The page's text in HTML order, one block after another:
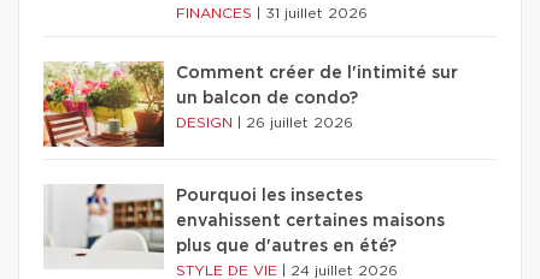
FINANCES 31 juillet 2026
Comment créer de l'intimité sur
un balcon de condo?
DESIGN 26 juillet 2026
Pourquoi les insectes
envahissent certaines maisons
plus que d'autres en été?
STYLE DE VIE 24 juillet 2026